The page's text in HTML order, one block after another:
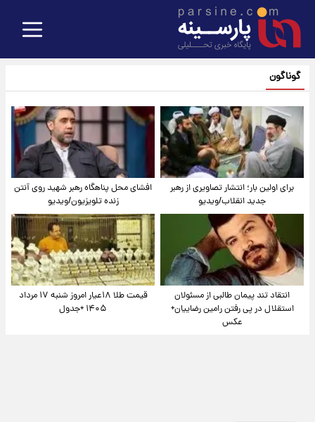
گوناگون
برای اولین بار؛ انتشار تصاویری از رهبر
جدید انقلاب/ویدیو
افشای محل پناهگاه‌ رهبر شهید روی آنتن
زنده تلویزیون/ویدیو
انتقاد تند پیمان طالبی از مسئولان
استقلال در پی رفتن رامین رضاییان+
عکس
قیمت طلا ۱۸عیار امروز شنبه ۱۷ مرداد
۱۴۰۵ +جدول